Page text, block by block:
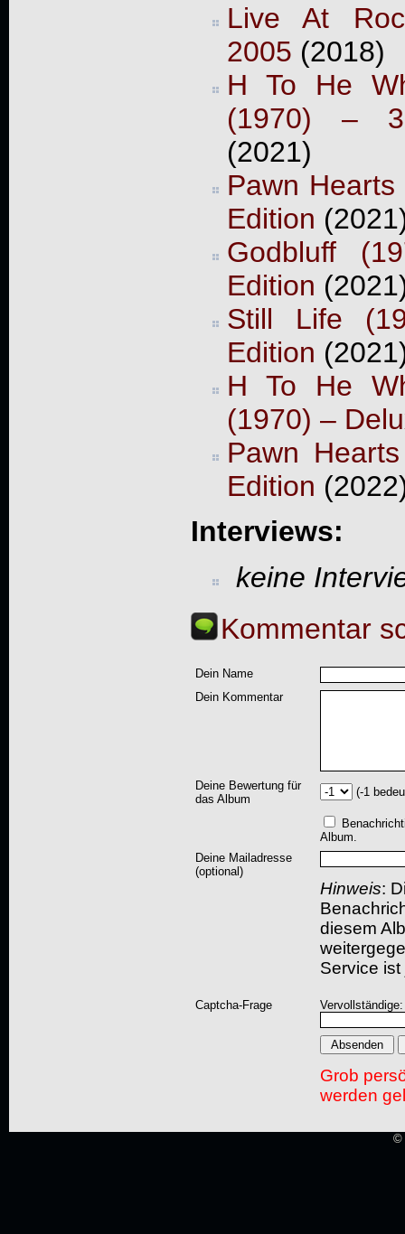
Live At
2005 (2018)
H To He
(1970) –
(2021)
Pawn
Edition
Godbluff
Edition
Still Life
Edition
H To He
(1970) –
Pawn
Edition
Interviews:
keine
Kommentar
Dein Name
Dein Kommentar
Deine Bewertung für
das Album
(-1
Album.
Deine Mailadresse
(optional)
Hinweis:
diesem
Service
Captcha-Frage
Grob
werden
©